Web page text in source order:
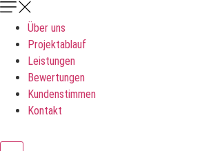
Über uns
Projektablauf
Leistungen
Bewertungen
Kundenstimmen
Kontakt